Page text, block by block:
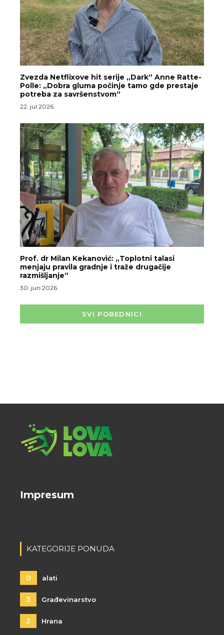
Zvezda Netflixove hit serije „Dark“ Anne Ratte-
Polle: „Dobra gluma počinje tamo gde prestaje
potreba za savršenstvom“
22. jul 2026.
Prof. dr Milan Kekanović: „Toplotni talasi
menjaju pravila gradnje i traže drugačije
razmišljanje“
30. jun 2026.
SVI POBEDNICI
Impresum
KATEGORIJE PONUDA
0 alati
3 Građevinarstvo
2 Hrana